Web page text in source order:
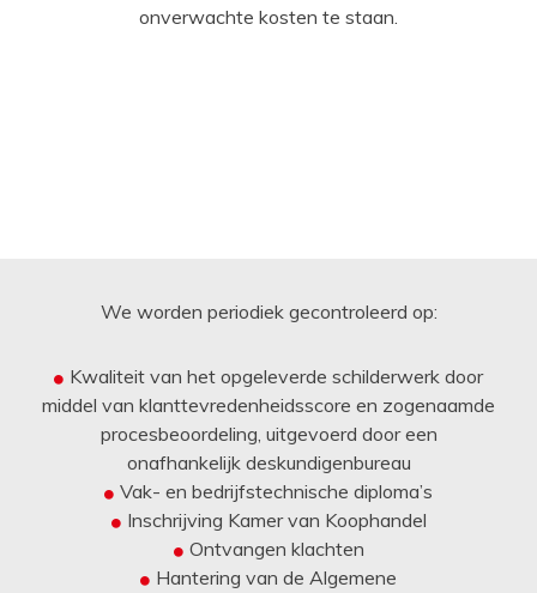
onverwachte kosten te staan.
We worden periodiek gecontroleerd op:
Kwaliteit van het opgeleverde schilderwerk door
middel van klanttevredenheidsscore en zogenaamde
procesbeoordeling, uitgevoerd door een
onafhankelijk deskundigenbureau
Vak- en bedrijfstechnische diploma’s
Inschrijving Kamer van Koophandel
Ontvangen klachten
Hantering van de Algemene